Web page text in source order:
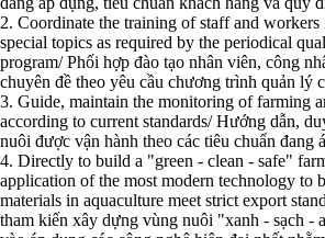
2. Coordinate the training of staff and workers
special topics as required by the periodical
program/ Phối hợp đào tạo nhân viên, công
chuyên đề theo yêu cầu chương trình quản lý
3. Guide, maintain the monitoring of farming
according to current standards/ Hướng dẫn,
nuôi được vận hành theo các tiêu chuẩn đang
4. Directly to build a "green - clean - safe"
application of the most modern technology to
materials in aquaculture meet strict export
tham kiến xây dựng vùng nuôi "xanh - sạch -